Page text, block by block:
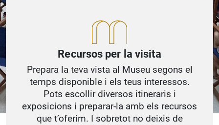
Recursos per la visita
Prepara la teva vista al Museu segons el
temps disponible i els teus interessos.
Pots escollir diversos itineraris i
exposicions i preparar-la amb els recursos
que t’oferim. I sobretot no deixis de